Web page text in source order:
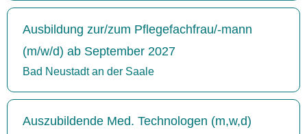
Ausbildung zur/zum Pflegefachfrau/-mann
(m/w/d) ab September 2027
Bad Neustadt an der Saale
Auszubildende Med. Technologen (m,w,d)